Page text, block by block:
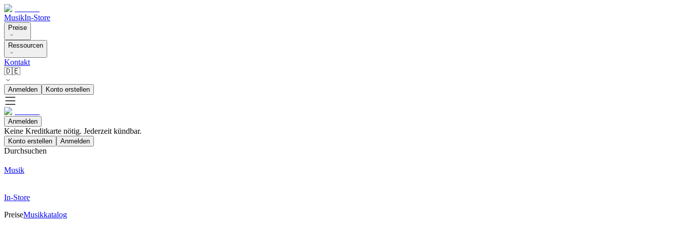
MusikIn-Store
Preise
Ressourcen
Kontakt
🇩🇪
Anmelden Konto erstellen
Anmelden
Keine Kreditkarte nötig. Jederzeit kündbar.
Konto erstellen Anmelden
Durchsuchen
Musik
In-Store
PreiseMusikkatalog